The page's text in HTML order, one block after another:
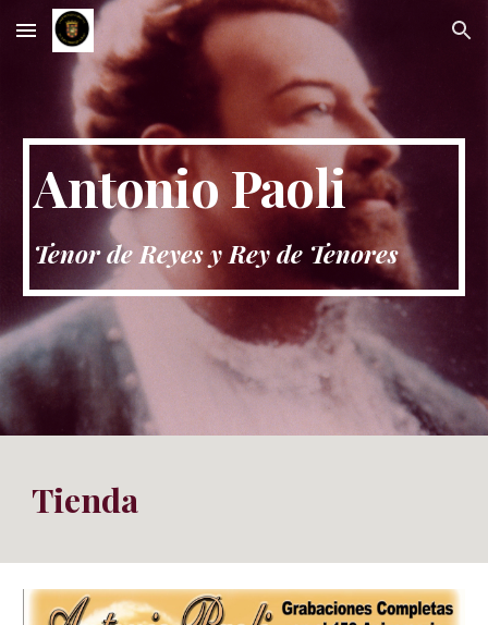
Skip to main content Skip to navigation
Antonio Paoli
Tenor de Reyes y Rey de Tenores
Tienda